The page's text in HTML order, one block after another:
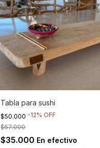
Tabla para sushi
$50.000 -12% OFF
$57.000
$35.000 En efectivo